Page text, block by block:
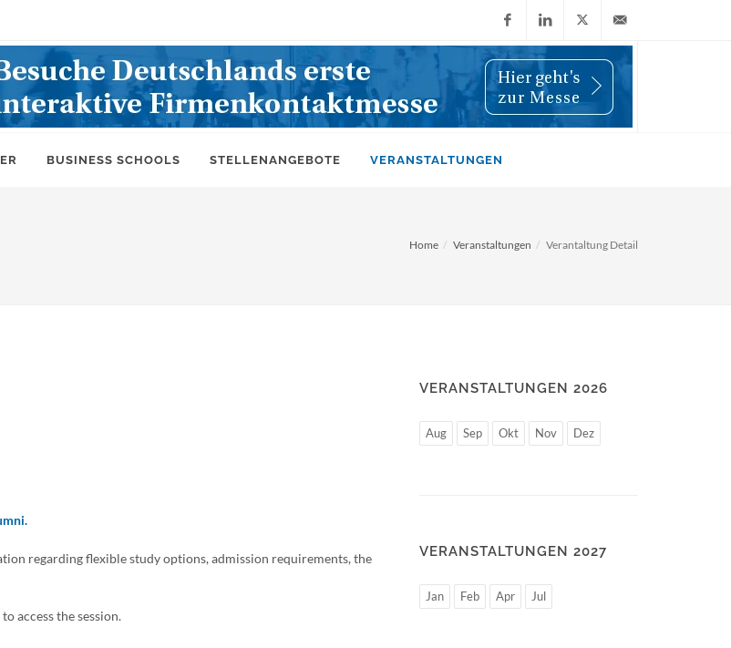
FacebookLinkedIn
X
(Twitter)
info@wiwi-
BUSINESS SCHOOLS STELLENANGEBOTE VERANSTALTUNGEN
Home Veranstaltungen Verantaltung Detail
regarding flexible study options, admission requirements, the
access the session.
VERANSTALTUNGEN 2026
Aug Sep Okt Nov Dez
VERANSTALTUNGEN 2027
Jan Feb Apr Jul